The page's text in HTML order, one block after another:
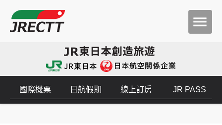
國際機票 日航假期 線上訂房 JR PASS